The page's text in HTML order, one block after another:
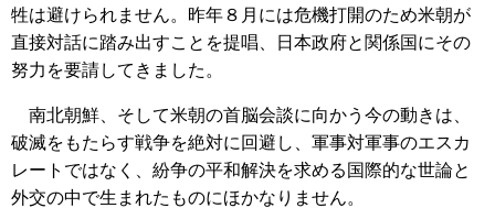
牲は避けられません。昨年８月には危機打開のため米朝が
直接対話に踏み出すことを提唱、日本政府と関係国にその
努力を要請してきました。
南北朝鮮、そして米朝の首脳会談に向かう今の動きは、
破滅をもたらす戦争を絶対に回避し、軍事対軍事のエスカ
レートではなく、紛争の平和解決を求める国際的な世論と
外交の中で生まれたものにほかなりません。